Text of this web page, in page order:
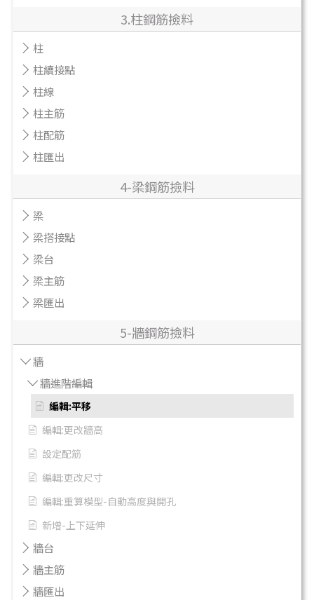
3.柱鋼筋撿料
柱
柱續接點
柱線
柱主筋
柱配筋
柱匯出
4-梁鋼筋撿料
梁
梁搭接點
梁台
梁主筋
梁匯出
5-牆鋼筋撿料
牆
牆進階編輯
編輯:平移
編輯:更改牆高
設定配筋
編輯:更改尺寸
編輯:重算模型-自動高度與開孔
新增-上下延伸
牆台
牆主筋
牆匯出